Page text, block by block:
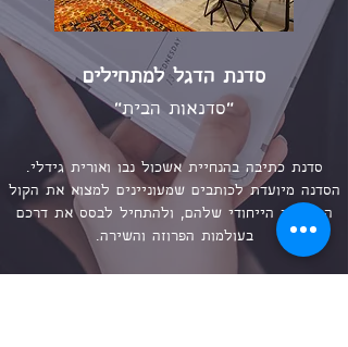
סדנת הדגל למתחילים
"סדנאות הבית"
סדנת כתיבה בהנחיית אשכול נבו ואורית גידלי.
הסדנה מיועדת לכותבים שמעוניינים למצוא את הקול
הספרותי הייחודי שלהם, ולהתחיל לבסס את דרכם
בעולמות הפרוזה והשירה.